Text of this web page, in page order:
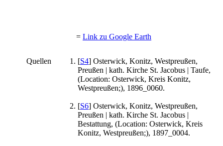
= Link zu Google Earth
Quellen [S4] Osterwick, Konitz, Westpreußen,
Preußen | kath. Kirche St. Jacobus | Taufe,
(Location: Osterwick, Kreis Konitz,
Westpreußen;), 1896_0060.
[S6] Osterwick, Konitz, Westpreußen,
Preußen | kath. Kirche St. Jacobus |
Bestattung, (Location: Osterwick, Kreis
Konitz, Westpreußen;), 1897_0004.